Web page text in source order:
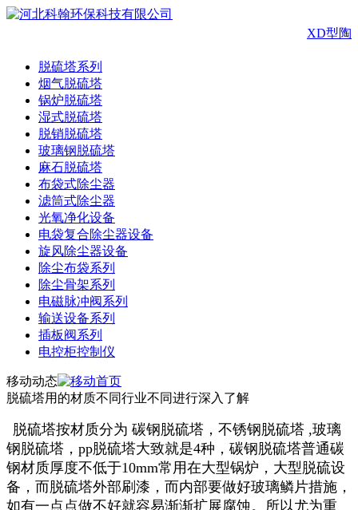
XD型陶
脱硫塔系列
烟气脱硫塔
锅炉脱硫塔
湿式脱硫塔
脱销脱硫塔
玻璃钢脱硫塔
麻石脱硫塔
布袋式除尘器
滤筒式除尘器
光氧净化设备
电袋复合除尘器设备
旋风除尘器设备
除尘布袋系列
除尘骨架系列
电磁脉冲阀系列
输送设备系列
插板阀系列
电控柜控制仪
移动动态
脱硫塔用的材质不同行业不同进行深入了解
脱硫塔按材质分为 碳钢脱硫塔，不锈钢脱硫塔 ,玻璃
钢脱硫塔，pp脱硫塔大致就是4种，碳钢脱硫塔普通碳
钢材质厚度不低于10mm常用在大型锅炉，大型脱硫设
备，而脱硫塔外部刷漆，而内部要做好玻璃鳞片措施，
如有一点点做不好就容易渐渐扩展腐蚀。所以尤为重